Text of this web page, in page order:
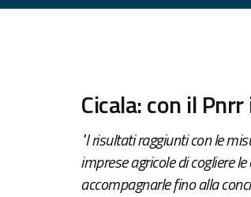
Cicala: con il
"I risultati raggiunti con le
imprese agricole di cogliere
accompagnarle fino alla